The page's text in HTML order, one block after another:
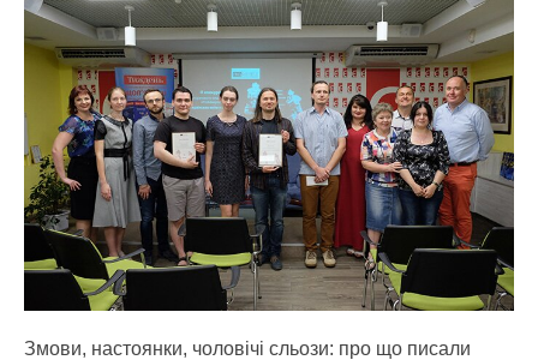
Змови, настоянки, чоловічі сльози: про що писали